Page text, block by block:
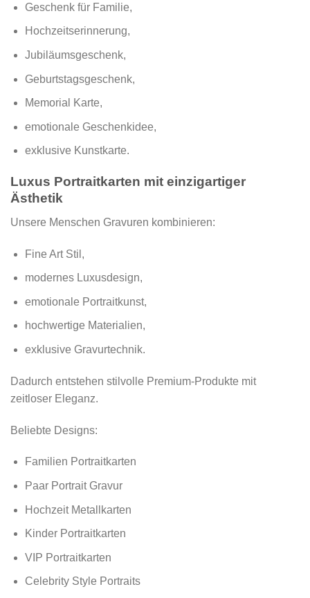
Geschenk für Familie,
Hochzeitserinnerung,
Jubiläumsgeschenk,
Geburtstagsgeschenk,
Memorial Karte,
emotionale Geschenkidee,
exklusive Kunstkarte.
Luxus Portraitkarten mit einzigartiger
Ästhetik
Unsere Menschen Gravuren kombinieren:
Fine Art Stil,
modernes Luxusdesign,
emotionale Portraitkunst,
hochwertige Materialien,
exklusive Gravurtechnik.
Dadurch entstehen stilvolle Premium-Produkte mit
zeitloser Eleganz.
Beliebte Designs:
Familien Portraitkarten
Paar Portrait Gravur
Hochzeit Metallkarten
Kinder Portraitkarten
VIP Portraitkarten
Celebrity Style Portraits